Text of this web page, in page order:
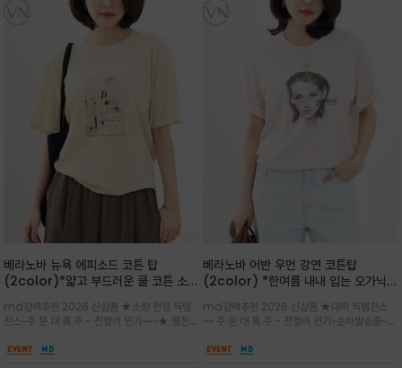
베라노바 뉴욕 에피소드 코튼 탑
(2color)*얇고 부드러운 쿨 코튼 소재
고 자연스러운 멋이 있는 핏으로 여름내
내 편하고 감각적으로 입으세요
md강력추천 2026 신상품 ★소량 한정 득템
찬스~주.문.대.폭.주 - 전컬러 인기~~~★ 쨍한듯
내추럴한 컬러감이 매력적인 티셔츠/여유로운
베라노바 어반 우먼 강연 코튼탑
(2color) *한여름 내내 입는 오가닉
워크 (Line Work) & 스케치/감각적
인 아트워크 프린트가 시선을 끄는 루즈
핏 강연티셔츠
md강력추천 2026 신상품 ★대박 득템찬스
~~ 주.문.대.폭.주 - 전컬러 인기~순차발송중~★
한 착용감을 선사하며, 자연스럽게 떨어지는 실루